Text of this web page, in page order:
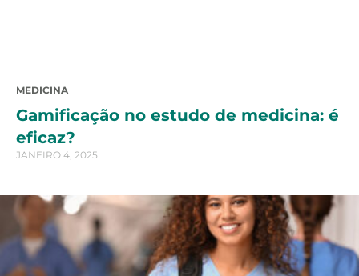
MEDICINA
Gamificação no estudo de medicina: é
eficaz?
JANEIRO 4, 2025